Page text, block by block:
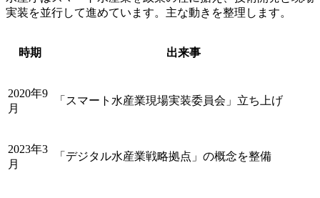
実装を並行して進めています。主な動きを整理します。
時期 出来事
2020年9
月
「スマート水産業現場実装委員会」立ち上げ
2023年3
月
「デジタル水産業戦略拠点」の概念を整備